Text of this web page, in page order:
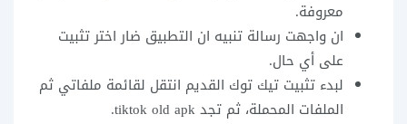
معروفة.
ان واجهت رسالة تنبيه ان التطبيق ضار اختر تثبيت
على أي حال.
لبدء تثبيت تيك توك القديم انتقل لقائمة ملفاتي ثم
الملفات المحملة، ثم تجد tiktok old apk.